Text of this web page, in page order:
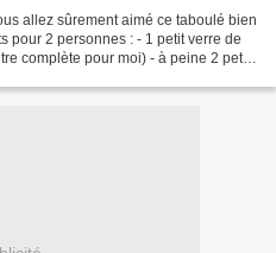
allez sûrement aimé ce taboulé bien
pour 2 personnes : - 1 petit verre de
complète pour moi) - à peine 2 petits